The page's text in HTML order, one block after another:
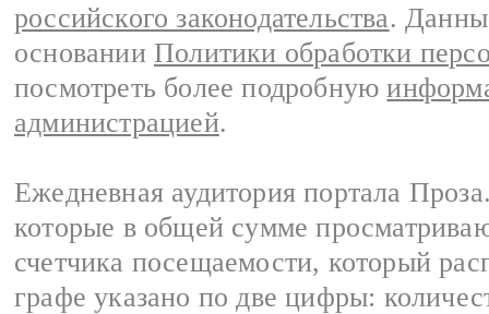
российского законодательства.
основании Политики обработки
посмотреть более подробную
администрацией.
Ежедневная аудитория портала
которые в общей сумме
счетчика посещаемости, который
графе указано по две цифры: